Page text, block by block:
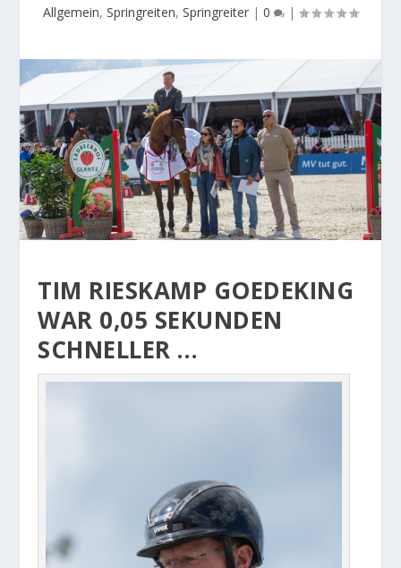
Allgemein, Springreiten, Springreiter | 0 |
TIM RIESKAMP GOEDEKING
WAR 0,05 SEKUNDEN
SCHNELLER …